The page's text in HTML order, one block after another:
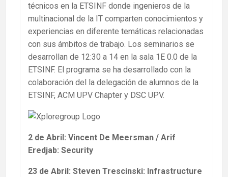
técnicos en la ETSINF donde ingenieros de la
multinacional de la IT comparten conocimientos y
experiencias en diferente temáticas relacionadas
con sus ámbitos de trabajo. Los seminarios se
desarrollan de 12:30 a 14 en la sala 1E 0.0 de la
ETSINF. El programa se ha desarrollado con la
colaboración del la delegación de alumnos de la
ETSINF, ACM UPV Chapter y DSC UPV.
2 de Abril: Vincent De Meersman / Arif
Eredjab: Security
23 de Abril: Steven Trescinski: Infrastructure